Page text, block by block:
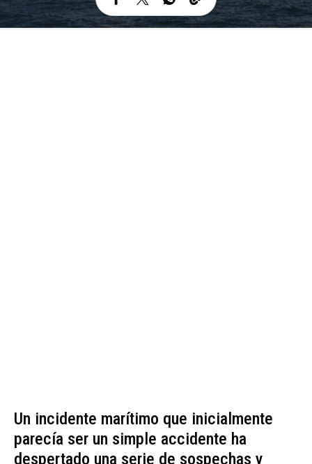
Un incidente marítimo que inicialmente
parecía ser un simple accidente ha
despertado una serie de sospechas y